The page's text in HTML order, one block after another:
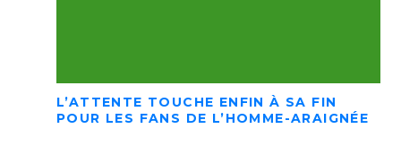
L’ATTENTE TOUCHE ENFIN À SA FIN
POUR LES FANS DE L’HOMME-ARAIGNÉE